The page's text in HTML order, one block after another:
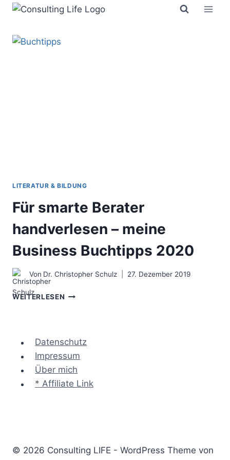
Zum
springen
LITERATUR & BILDUNG
Für smarte Berater
handverlesen – meine
Business Buchtipps 2020
Von Dr. Christopher Schulz 27. Dezember 2019
WEITERLESEN FÜR
MEINE
BUSINESS
BUCHTIPPS
2020
Datenschutz
Impressum
Über mich
* Affiliate Link
© 2026 Consulting LIFE - WordPress Theme von